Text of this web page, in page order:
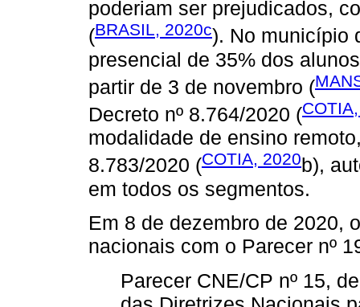
poderiam ser prejudicados,
(BRASIL, 2020c). No município
presencial de 35% dos
partir de 3 de novembro (
Decreto nº 8.764/2020 (
modalidade de ensino
8.783/2020 (COTIA, 2020b),
em todos os segmentos.
Em 8 de dezembro de 2020,
nacionais com o Parecer nº
Parecer CNE/CP nº 15,